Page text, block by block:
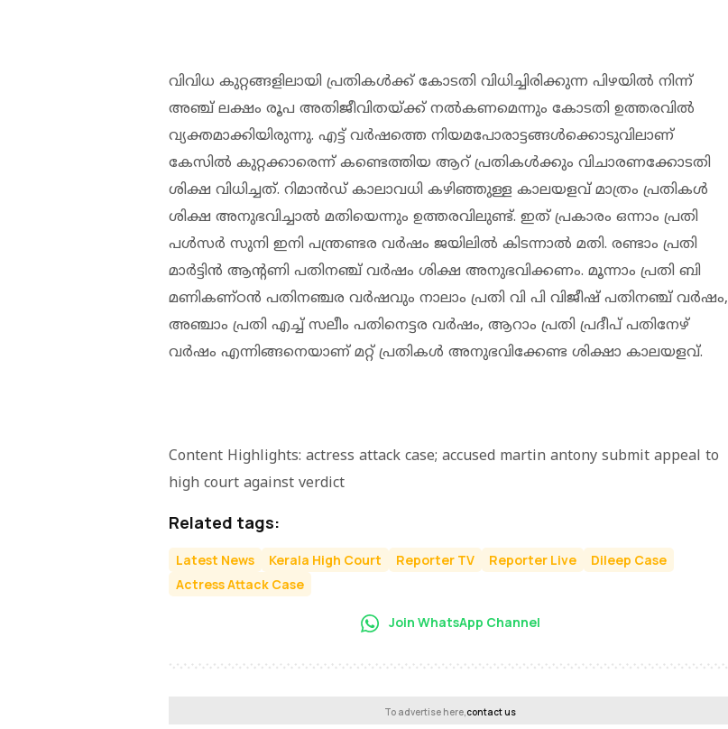
വിവിധ കുറ്റങ്ങളിലായി പ്രതികൾക്ക് കോടതി വിധിച്ചിരിക്കുന്ന പിഴയിൽ നിന്ന്
അഞ്ച് ലക്ഷം രൂപ അതിജീവിതയ്ക്ക് നൽകണമെന്നും കോടതി ഉത്തരവിൽ
വ്യക്തമാക്കിയിരുന്നു. എട്ട് വർഷത്തെ നിയമപോരാട്ടങ്ങൾക്കൊടുവിലാണ്
കേസിൽ കുറ്റക്കാരെന്ന് കണ്ടെത്തിയ ആറ് പ്രതികൾക്കും വിചാരണക്കോടതി
ശിക്ഷ വിധിച്ചത്. റിമാൻഡ് കാലാവധി കഴിഞ്ഞുള്ള കാലയളവ് മാത്രം പ്രതികൾ
ശിക്ഷ അനുഭവിച്ചാൽ മതിയെന്നും ഉത്തരവിലുണ്ട്. ഇത് പ്രകാരം ഒന്നാം പ്രതി
പൾസർ സുനി ഇനി പന്ത്രണ്ടര വർഷം ജയിലിൽ കിടന്നാൽ മതി. രണ്ടാം പ്രതി
മാർട്ടിൻ ആൻ്റണി പതിനഞ്ച് വർഷം ശിക്ഷ അനുഭവിക്കണം. മൂന്നാം പ്രതി ബി
മണികണ്ഠൻ പതിനഞ്ചര വർഷവും നാലാം പ്രതി വി പി വിജീഷ് പതിനഞ്ച് വർഷം,
അഞ്ചാം പ്രതി എച്ച് സലീം പതിനെട്ടര വർഷം, ആറാം പ്രതി പ്രദീപ് പതിനേഴ്
വർഷം എന്നിങ്ങനെയാണ് മറ്റ് പ്രതികൾ അനുഭവിക്കേണ്ട ശിക്ഷാ കാലയളവ്.
Content Highlights: actress attack case; accused martin antony submit appeal to
high court against verdict
Related tags:
Latest News Kerala High Court Reporter TV Reporter Live
Dileep Case
Actress Attack Case
Join WhatsApp Channel
To advertise here,contact us